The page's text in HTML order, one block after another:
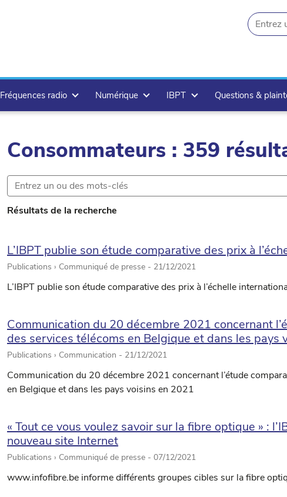
Fréquences radio Numérique IBPT Questions &
Consommateurs : 359
Résultats de la recherche
L’IBPT publie son étude comparative des prix à
Publications › Communiqué de presse - 21/12/2021
L’IBPT publie son étude comparative des prix à l’échelle
Communication du 20 décembre 2021 concernant
des services télécoms en Belgique et dans les pays
Publications › Communication - 21/12/2021
Communication du 20 décembre 2021 concernant l’étude
en Belgique et dans les pays voisins en 2021
« Tout ce vous voulez savoir sur la fibre optique » :
nouveau site Internet
Publications › Communiqué de presse - 07/12/2021
www.infofibre.be informe différents groupes cibles sur la fibre